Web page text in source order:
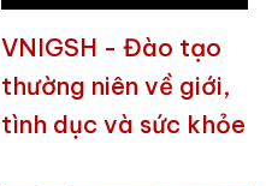
VNIGSH - Đào tạo
thường niên về giới,
tình dục và sức khỏe